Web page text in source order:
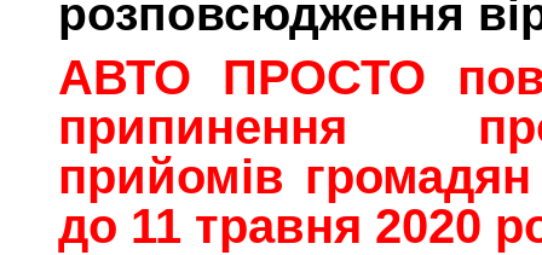
розповсюдження
АВТО ПРОСТО
припинення
прийомів
до 11 травня 2020